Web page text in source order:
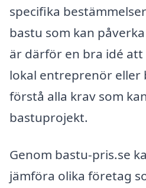
specifika
bastu som kan
är därför en bra idé
lokal entreprenör
förstå alla krav som
bastuprojekt.
Genom bastu-pris.se
jämföra olika företag